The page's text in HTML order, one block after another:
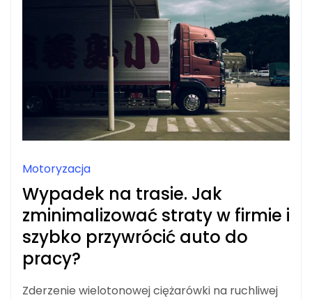
Motoryzacja
Wypadek na trasie. Jak
zminimalizować straty w firmie i
szybko przywrócić auto do
pracy?
Zderzenie wielotonowej ciężarówki na ruchliwej